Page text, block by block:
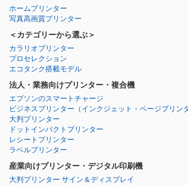
ホームプリンター
写真高画質プリンター
＜カテゴリーから選ぶ＞
カラリオプリンター
プロセレクション
エコタンク搭載モデル
法人・業務向けプリンター・複合機
エプソンのスマートチャージ
ビジネスプリンター （インクジェット・ページプリン
大判プリンター
ドットインパクトプリンター
レシートプリンター
ラベルプリンター
産業向けプリンター・デジタル印刷機
大判プリンター サイン＆ディスプレイ